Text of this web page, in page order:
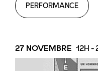
PERFORMANCE
27 NOVEMBRE 12H -